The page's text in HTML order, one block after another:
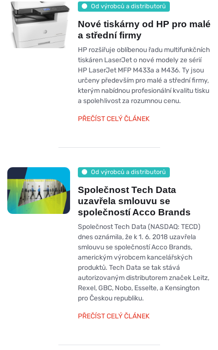
Od výrobců a distributorů
Nové tiskárny od HP pro malé
a střední firmy
HP rozšiřuje oblíbenou řadu multifunkčních
tiskáren LaserJet o nové modely ze sérií
HP LaserJet MFP M433a a M436. Ty jsou
určeny především pro malé a střední firmy,
kterým nabídnou profesionální kvalitu tisku
a spolehlivost za rozumnou cenu.
PŘEČÍST CELÝ ČLÁNEK
Od výrobců a distributorů
Společnost Tech Data
uzavřela smlouvu se
společností Acco Brands
Společnost Tech Data (NASDAQ: TECD)
dnes oznámila, že k 1. 6. 2018 uzavřela
smlouvu se společností Acco Brands,
americkým výrobcem kancelářských
produktů. Tech Data se tak stává
autorizovaným distributorem značek Leitz,
Rexel, GBC, Nobo, Esselte, a Kensington
pro Českou republiku.
PŘEČÍST CELÝ ČLÁNEK